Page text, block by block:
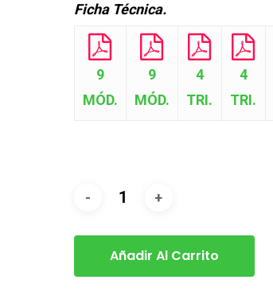
Ficha Técnica.
9
MÓD.
9
MÓD.
4
TRI.
4
TRI.
Añadir Al Carrito